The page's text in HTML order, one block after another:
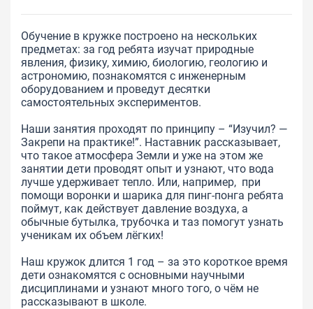
Обучение в кружке построено на нескольких
предметах: за год ребята изучат природные
явления, физику, химию, биологию, геологию и
астрономию, познакомятся с инженерным
оборудованием и проведут десятки
самостоятельных экспериментов.
Наши занятия проходят по принципу – “Изучил? —
Закрепи на практике!”. Наставник рассказывает,
что такое атмосфера Земли и уже на этом же
занятии дети проводят опыт и узнают, что вода
лучше удерживает тепло. Или, например, при
помощи воронки и шарика для пинг-понга ребята
поймут, как действует давление воздуха, а
обычные бутылка, трубочка и таз помогут узнать
ученикам их объем лёгких!
Наш кружок длится 1 год – за это короткое время
дети ознакомятся с основными научными
дисциплинами и узнают много того, о чём не
рассказывают в школе.